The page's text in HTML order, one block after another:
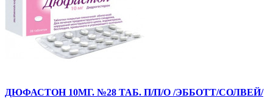
ДЮФАСТОН 10МГ. №28 ТАБ. П/П/О /ЭББОТТ/СОЛВЕЙ/